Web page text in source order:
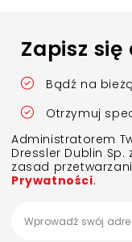
Zapisz się
Bądź na
Otrzymuj
Administratorem
Dressler Dublin
zasad
Prywatności.